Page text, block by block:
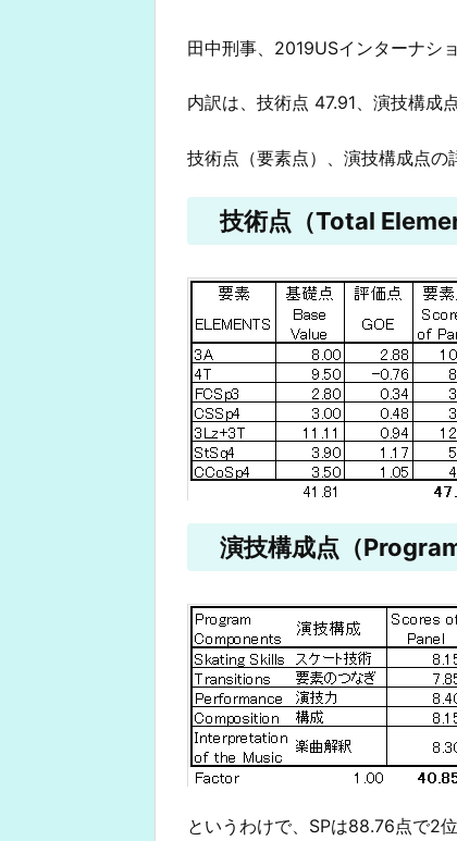
田中刑事、2019USインターナシ
内訳は、技術点 47.91、演技構成
技術点（要素点）、演技構成点の
技術点（Total
演技構成点（
というわけで、SPは88.76点で2